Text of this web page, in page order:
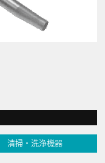
清掃・洗浄機器